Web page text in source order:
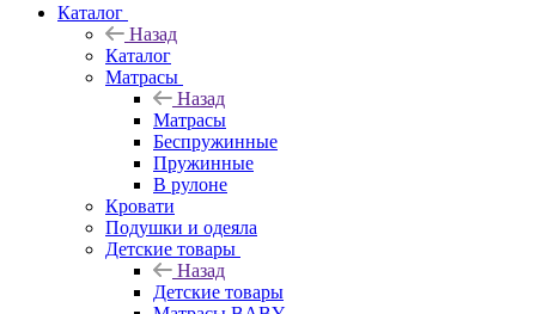
Каталог
Назад
Каталог
Матрасы
Назад
Матрасы
Беспружинные
Пружинные
В рулоне
Кровати
Подушки и одеяла
Детские товары
Назад
Детские товары